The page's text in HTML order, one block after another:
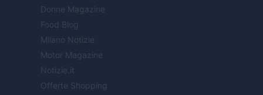
Donne Magazine
Food Blog
Milano Notizie
Motor Magazine
Notizie.it
Offerte Shopping